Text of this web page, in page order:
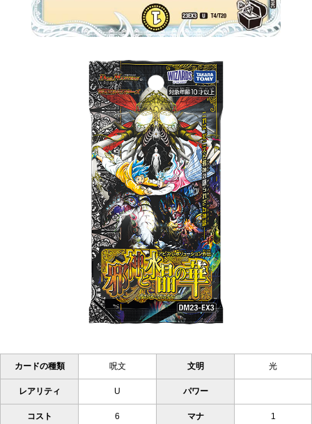
カードの種類 呪文 文明 光
レアリティ U パワー
コスト 6 マナ 1